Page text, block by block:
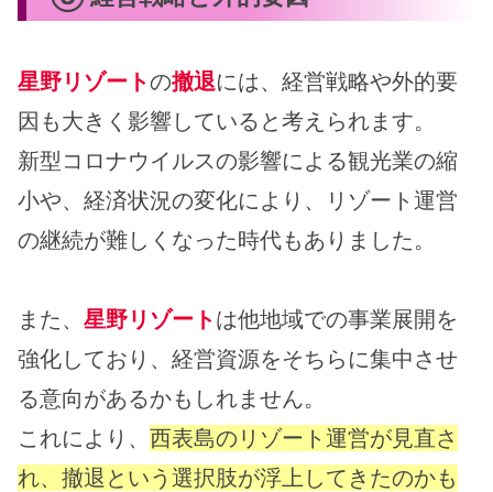
星野リゾートの撤退には、経営戦略や外的要
因も大きく影響していると考えられます。
新型コロナウイルスの影響による観光業の縮
小や、経済状況の変化により、リゾート運営
の継続が難しくなった時代もありました。
また、 星野リゾートは他地域での事業展開を
強化しており、経営資源をそちらに集中させ
る意向があるかもしれません。
これにより、 西表島のリゾート運営が見直さ
れ、撤退という選択肢が浮上してきたのかも